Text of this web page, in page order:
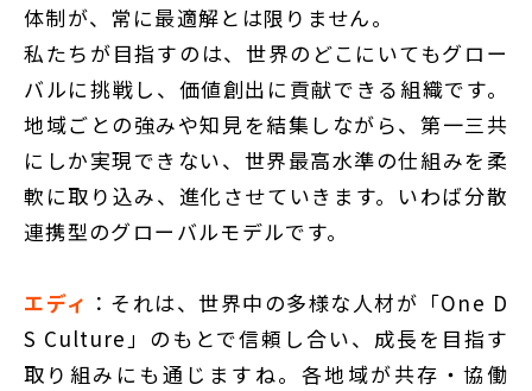
体制が、常に最適解とは限りません。
私たちが目指すのは、世界のどこにいてもグロー
バルに挑戦し、価値創出に貢献できる組織です。
地域ごとの強みや知見を結集しながら、第一三共
にしか実現できない、世界最高水準の仕組みを柔
軟に取り込み、進化させていきます。いわば分散
連携型のグローバルモデルです。
エディ ：それは、世界中の多様な人材が「One D
S Culture」のもとで信頼し合い、成長を目指す
取り組みにも通じますね。各地域が共存・協働